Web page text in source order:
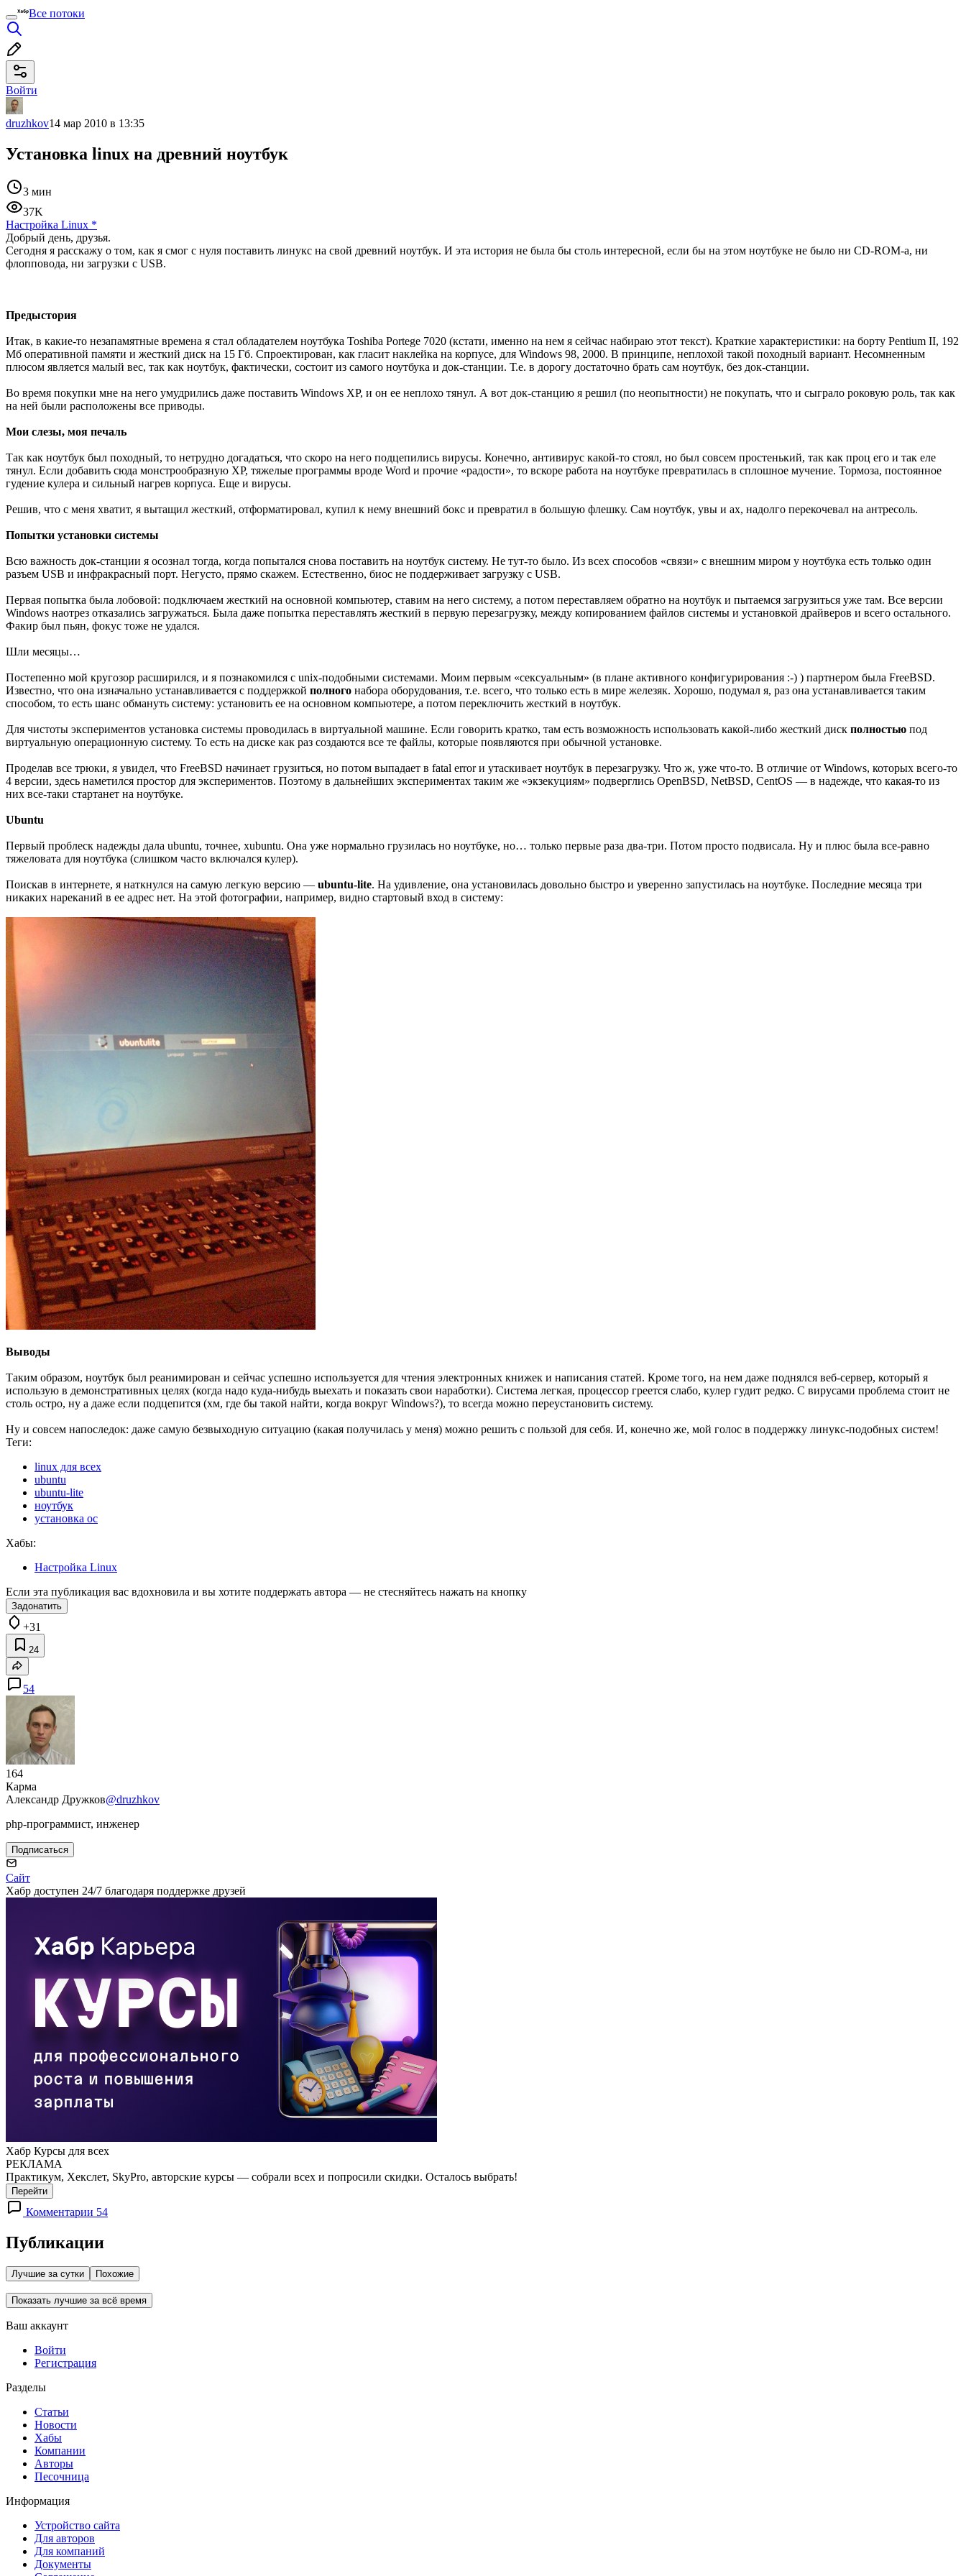
Все потоки
Войти
druzhkov14 мар 2010 в 13:35
Установка linux на древний ноутбук
3 мин
37K
Настройка Linux *
Добрый день, друзья.
Сегодня я расскажу о том, как я смог с нуля поставить линукс на свой древний ноутбук. И эта история не была бы столь интересной, если бы на этом ноутбуке не было ни CD-ROM-а, ни
флопповода, ни загрузки с USB.
Предыстория
Итак, в какие-то незапамятные времена я стал обладателем ноутбука Toshiba Portege 7020 (кстати, именно на нем я сейчас набираю этот текст). Краткие характеристики: на борту Pentium II, 192
Мб оперативной памяти и жесткий диск на 15 Гб. Спроектирован, как гласит наклейка на корпусе, для Windows 98, 2000. В принципе, неплохой такой походный вариант. Несомненным
плюсом является малый вес, так как ноутбук, фактически, состоит из самого ноутбука и док-станции. Т.е. в дорогу достаточно брать сам ноутбук, без док-станции.
Во время покупки мне на него умудрились даже поставить Windows XP, и он ее неплохо тянул. А вот док-станцию я решил (по неопытности) не покупать, что и сыграло роковую роль, так как
на ней были расположены все приводы.
Мои слезы, моя печаль
Так как ноутбук был походный, то нетрудно догадаться, что скоро на него подцепились вирусы. Конечно, антивирус какой-то стоял, но был совсем простенький, так как проц его и так еле
тянул. Если добавить сюда монстрообразную XP, тяжелые программы вроде Word и прочие «радости», то вскоре работа на ноутбуке превратилась в сплошное мучение. Тормоза, постоянное
гудение кулера и сильный нагрев корпуса. Еще и вирусы.
Решив, что с меня хватит, я вытащил жесткий, отформатировал, купил к нему внешний бокс и превратил в большую флешку. Сам ноутбук, увы и ах, надолго перекочевал на антресоль.
Попытки установки системы
Всю важность док-станции я осознал тогда, когда попытался снова поставить на ноутбук систему. Не тут-то было. Из всех способов «связи» с внешним миром у ноутбука есть только один
разъем USB и инфракрасный порт. Негусто, прямо скажем. Естественно, биос не поддерживает загрузку с USB.
Первая попытка была лобовой: подключаем жесткий на основной компьютер, ставим на него систему, а потом переставляем обратно на ноутбук и пытаемся загрузиться уже там. Все версии
Windows наотрез отказались загружаться. Была даже попытка переставлять жесткий в первую перезагрузку, между копированием файлов системы и установкой драйверов и всего остального.
Факир был пьян, фокус тоже не удался.
Шли месяцы…
Постепенно мой кругозор расширился, и я познакомился с unix-подобными системами. Моим первым «сексуальным» (в плане активного конфигурирования :-) ) партнером была FreeBSD.
Известно, что она изначально устанавливается с поддержкой полного набора оборудования, т.е. всего, что только есть в мире железяк. Хорошо, подумал я, раз она устанавливается таким
способом, то есть шанс обмануть систему: установить ее на основном компьютере, а потом переключить жесткий в ноутбук.
Для чистоты экспериментов установка системы проводилась в виртуальной машине. Если говорить кратко, там есть возможность использовать какой-либо жесткий диск полностью под
виртуальную операционную систему. То есть на диске как раз создаются все те файлы, которые появляются при обычной установке.
Проделав все трюки, я увидел, что FreeBSD начинает грузиться, но потом выпадает в fatal error и утаскивает ноутбук в перезагрузку. Что ж, уже что-то. В отличие от Windows, которых всего-то
4 версии, здесь наметился простор для экспериментов. Поэтому в дальнейших экспериментах таким же «экзекуциям» подверглись OpenBSD, NetBSD, CentOS — в надежде, что какая-то из
них все-таки стартанет на ноутбуке.
Ubuntu
Первый проблеск надежды дала ubuntu, точнее, xubuntu. Она уже нормально грузилась но ноутбуке, но… только первые раза два-три. Потом просто подвисала. Ну и плюс была все-равно
тяжеловата для ноутбука (слишком часто включался кулер).
Поискав в интернете, я наткнулся на самую легкую версию — ubuntu-lite. На удивление, она установилась довольно быстро и уверенно запустилась на ноутбуке. Последние месяца три
никаких нареканий в ее адрес нет. На этой фотографии, например, видно стартовый вход в систему:
Выводы
Таким образом, ноутбук был реанимирован и сейчас успешно используется для чтения электронных книжек и написания статей. Кроме того, на нем даже поднялся веб-сервер, который я
использую в демонстративных целях (когда надо куда-нибудь выехать и показать свои наработки). Система легкая, процессор греется слабо, кулер гудит редко. С вирусами проблема стоит не
столь остро, ну а даже если подцепится (хм, где бы такой найти, когда вокруг Windows?), то всегда можно переустановить систему.
Ну и совсем напоследок: даже самую безвыходную ситуацию (какая получилась у меня) можно решить с пользой для себя. И, конечно же, мой голос в поддержку линукс-подобных систем!
Теги:
linux для всех
ubuntu
ubuntu-lite
ноутбук
установка ос
Хабы:
Настройка Linux
Если эта публикация вас вдохновила и вы хотите поддержать автора — не стесняйтесь нажать на кнопку
Задонатить
+31
24
54
164
Карма
Александр Дружков@druzhkov
php-программист, инженер
Подписаться
Сайт
Хабр доступен 24/7 благодаря поддержке друзей
Хабр Курсы для всех
РЕКЛАМА
Практикум, Хекслет, SkyPro, авторские курсы — собрали всех и попросили скидки. Осталось выбрать!
Перейти
Комментарии 54
Публикации
Лучшие за сутки Похожие
Показать лучшие за всё время
Ваш аккаунт
Войти
Регистрация
Разделы
Статьи
Новости
Хабы
Компании
Авторы
Песочница
Информация
Устройство сайта
Для авторов
Для компаний
Документы